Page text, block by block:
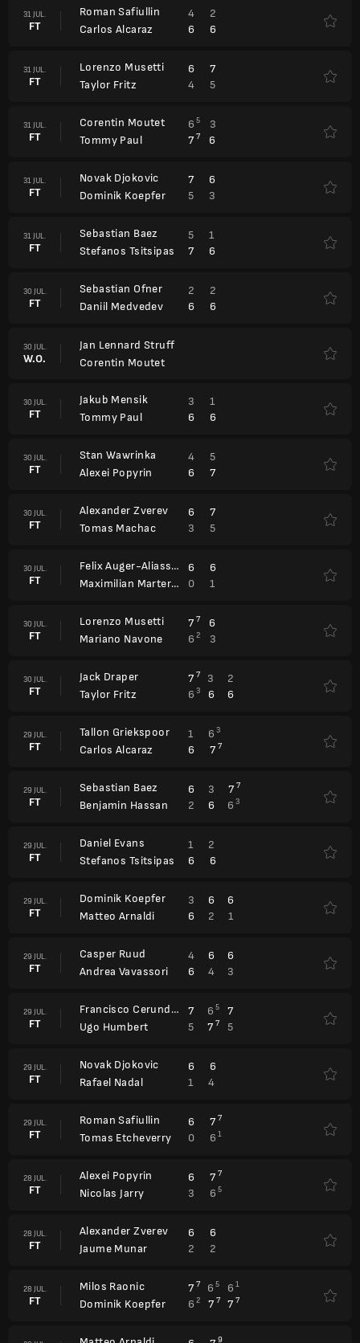
31 JUL.
FT
Roman Safiullin
Carlos Alcaraz
4
2
6
6
31 JUL.
FT
Lorenzo Musetti
Taylor Fritz
6
7
4
5
31 JUL.
FT
Corentin Moutet
Tommy Paul
6 5
3
7 7 6
31 JUL.
FT
Novak Djokovic
Dominik Koepfer
7
6
5
3
31 JUL.
FT
Sebastian Baez
Stefanos Tsitsipas
5
1
7
6
30 JUL.
FT
Sebastian Ofner
Daniil Medvedev
2
2
6
6
30 JUL.
W.O.
Jan Lennard Struff
Corentin Moutet
30 JUL.
FT
Jakub Mensik
Tommy Paul
3
1
6
6
30 JUL.
FT
Stan Wawrinka
Alexei Popyrin
4
5
6
7
30 JUL.
FT
Alexander Zverev
Tomas Machac
6
7
3
5
30 JUL.
FT
Felix Auger-Aliassime
Maximilian Marterer
6
6
0
1
30 JUL.
FT
Lorenzo Musetti
Mariano Navone
7 7
6
6 2 3
30 JUL.
FT
Jack Draper
Taylor Fritz
7 7 3
2
6 3 6 6
29 JUL.
FT
Tallon Griekspoor
Carlos Alcaraz
1 6 3
6 7 7
29 JUL.
FT
Sebastian Baez
Benjamin Hassan
6 3 7 7
2 6 6 3
29 JUL.
FT
Daniel Evans
Stefanos Tsitsipas
1
2
6
6
29 JUL.
FT
Dominik Koepfer
Matteo Arnaldi
3 6
6
6
2 1
29 JUL.
FT
Casper Ruud
Andrea Vavassori
4 6
6
6
4 3
29 JUL.
FT
Francisco Cerundolo
Ugo Humbert
7 6 5
7
5
7 7 5
29 JUL.
FT
Novak Djokovic
Rafael Nadal
6
6
1
4
29 JUL.
FT
Roman Safiullin
Tomas Etcheverry
6 7 7
0 6 1
28 JUL.
FT
Alexei Popyrin
Nicolas Jarry
6 7 7
3 6 5
28 JUL.
FT
Alexander Zverev
Jaume Munar
6
6
2
2
28 JUL.
FT
Milos Raonic
Dominik Koepfer
7 7 6 5 6 1
6 2 7 7 7 7
9